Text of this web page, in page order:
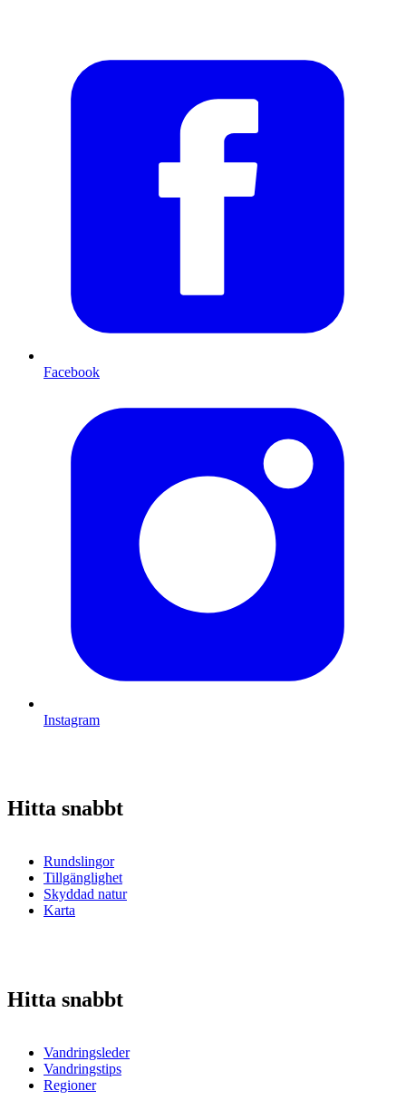
Facebook
Instagram
Hitta snabbt
Rundslingor
Tillgänglighet
Skyddad natur
Karta
Hitta snabbt
Vandringsleder
Vandringstips
Regioner